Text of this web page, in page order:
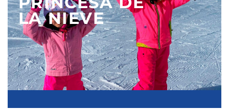
LA NIEVE